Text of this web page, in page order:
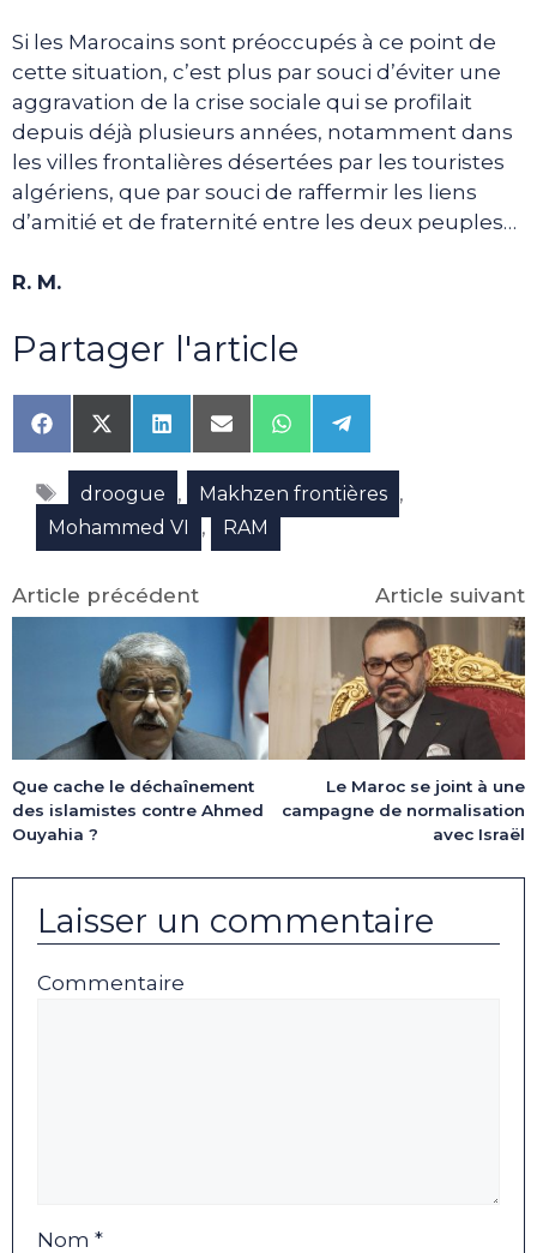
Si les Marocains sont préoccupés à ce point de
cette situation, c’est plus par souci d’éviter une
aggravation de la crise sociale qui se profilait
depuis déjà plusieurs années, notamment dans
les villes frontalières désertées par les touristes
algériens, que par souci de raffermir les liens
d’amitié et de fraternité entre les deux peuples…
R. M.
Partager l'article
Share
on
Facebook
Share
on
X
(Twitter)
Share
on
LinkedIn
Share
on
Email
Share
on
WhatsApp
Share
on
Telegram
Étiquettes
droogue , Makhzen frontières ,
Mohammed VI , RAM
Article précédent
Que cache le déchaînement
des islamistes contre Ahmed
Ouyahia ?
Article suivant
Le Maroc se joint à une
campagne de normalisation
avec Israël
Laisser un commentaire
Commentaire
Nom *